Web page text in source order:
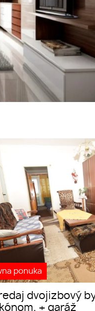
dvojizbový byt s
nachádzajúci sa vo
lokalite, štvrť
Lučenec. Byt sa
na druhom poschodí
ponuka
dvojizbový
+ garáž